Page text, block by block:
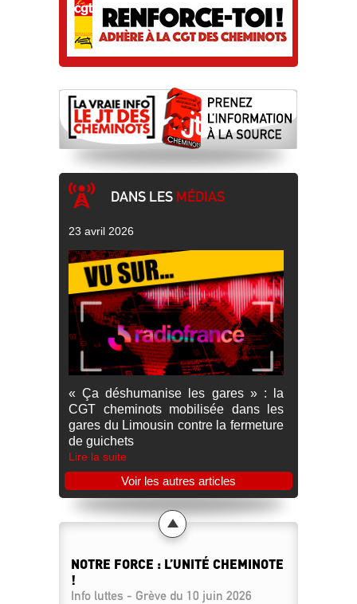
DANS LES MÉDIAS
23 avril 2026
« Ça déshumanise les gares » : la
CGT cheminots mobilisée dans les
gares du Limousin contre la fermeture
de guichets
Lire la suite
Voir les autres articles
NOTRE FORCE : L’UNITÉ CHEMINOTE
!
Info luttes - Grève du 10 juin 2026